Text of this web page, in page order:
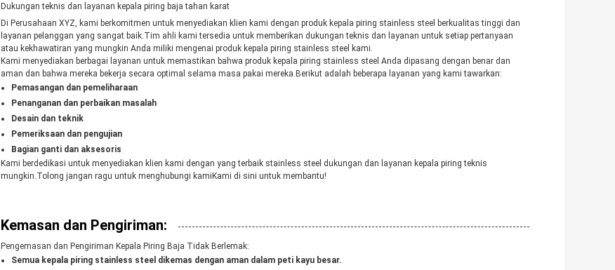
Dukungan teknis dan layanan kepala piring baja tahan karat
Di Perusahaan XYZ, kami berkomitmen untuk menyediakan klien kami dengan produk kepala piring stainless steel berkualitas tinggi dan
layanan pelanggan yang sangat baik.Tim ahli kami tersedia untuk memberikan dukungan teknis dan layanan untuk setiap pertanyaan
atau kekhawatiran yang mungkin Anda miliki mengenai produk kepala piring stainless steel kami.
Kami menyediakan berbagai layanan untuk memastikan bahwa produk kepala piring stainless steel Anda dipasang dengan benar dan
aman dan bahwa mereka bekerja secara optimal selama masa pakai mereka.Berikut adalah beberapa layanan yang kami tawarkan:
Pemasangan dan pemeliharaan
Penanganan dan perbaikan masalah
Desain dan teknik
Pemeriksaan dan pengujian
Bagian ganti dan aksesoris
Kami berdedikasi untuk menyediakan klien kami dengan yang terbaik stainless steel dukungan dan layanan kepala piring teknis
mungkin.Tolong jangan ragu untuk menghubungi kamiKami di sini untuk membantu!
Kemasan dan Pengiriman:
Pengemasan dan Pengiriman Kepala Piring Baja Tidak Berlemak:
Semua kepala piring stainless steel dikemas dengan aman dalam peti kayu besar.